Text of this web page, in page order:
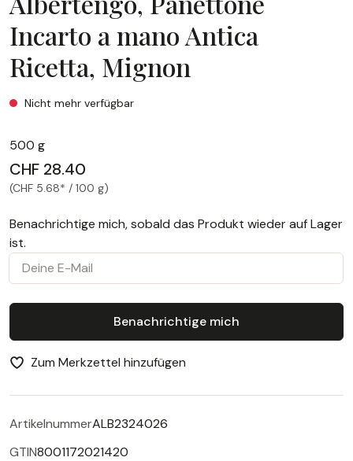
Incarto a mano Antica
Ricetta, Mignon
Albertengo, Panettone Incarto a mano Antica Ricetta,
Nicht mehr verfügbar
500 g
CHF 28.40
(CHF 5.68* / 100 g)
Benachrichtige mich, sobald das Produkt wieder auf Lager
ist.
Deine E-Mail
Benachrichtige mich
Zum Merkzettel hinzufügen
ArtikelnummerALB2324026
GTIN8001172021420